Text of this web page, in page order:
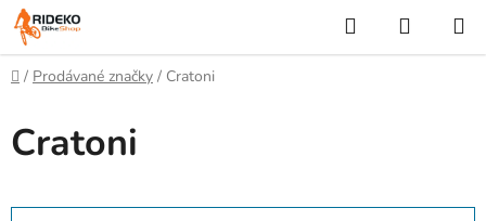
Přejít
na
obsah
Hledat
KOŠÍK
Domů
/ Prodávané značky / Cratoni
Cratoni